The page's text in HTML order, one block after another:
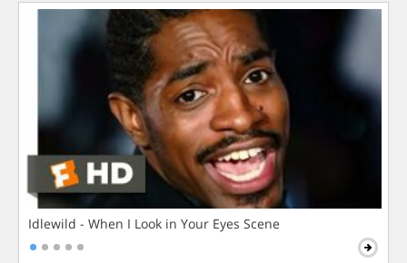
Idlewild - When I Look in Your Eyes Scene